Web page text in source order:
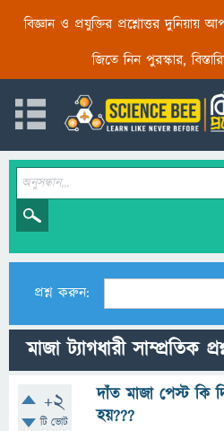
বিজ্ঞান ও প্রযুক্তির প্রশ্নোত্তর দুনিয়ায়
জিতে নিন পুরস্কার,
প্রশ্ন করুন:
মাজা ট্যাগধারী সাম্প্রতিক
+2
টি ভোট
দাঁত মাজা পেস্ট কি
হয়???